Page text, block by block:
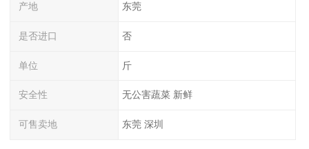
产地 东莞
是否进口 否
单位 斤
安全性 无公害蔬菜 新鲜
可售卖地 东莞 深圳